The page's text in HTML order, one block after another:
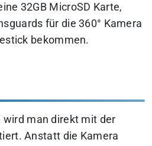
32GB MicroSD Karte,
für die 360° Kamera
bekommen.
wird man direkt mit der
Anstatt die Kamera